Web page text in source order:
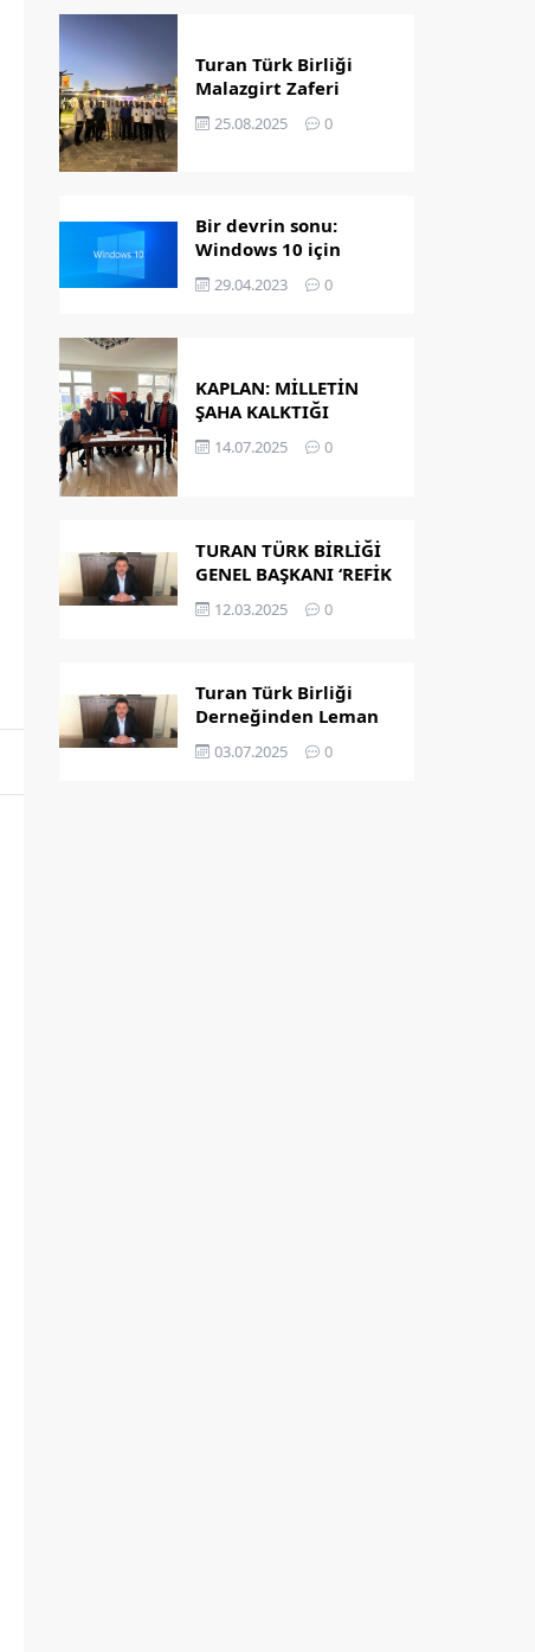
Turan Türk Birliği
Malazgirt Zaferi
Kutlamalarında
25.08.2025 0
Bir devrin sonu:
Windows 10 için
destek bitiyor!
29.04.2023 0
KAPLAN: MİLLETİN
ŞAHA KALKTIĞI
GÜNDÜR
14.07.2025 0
TURAN TÜRK BİRLİĞİ
GENEL BAŞKANI ‘REFİK
KAPLAN’ OLDU
12.03.2025 0
Turan Türk Birliği
Derneğinden Leman
Dergisi’nin
Peygamber
03.07.2025 0